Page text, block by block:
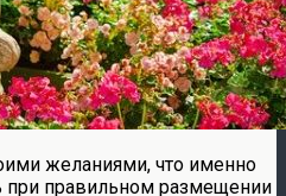
желаниями, что именно
при правильном размещении